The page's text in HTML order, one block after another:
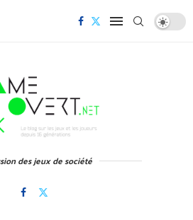
des jeux de société